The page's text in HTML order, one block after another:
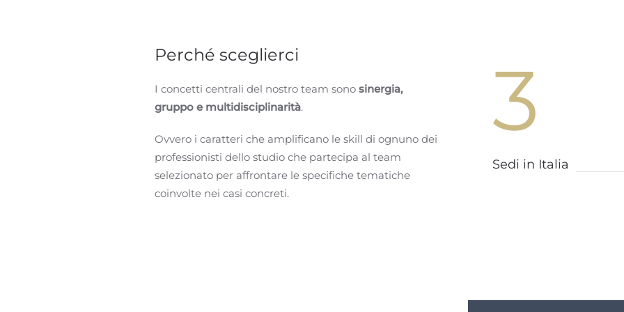
Perché sceglierci
I concetti centrali del nostro team sono sinergia,
gruppo e multidisciplinarità.
Ovvero i caratteri che amplificano le skill di ognuno dei
professionisti dello studio che partecipa al team
selezionato per affrontare le specifiche tematiche
coinvolte nei casi concreti.
3
Sedi in Italia